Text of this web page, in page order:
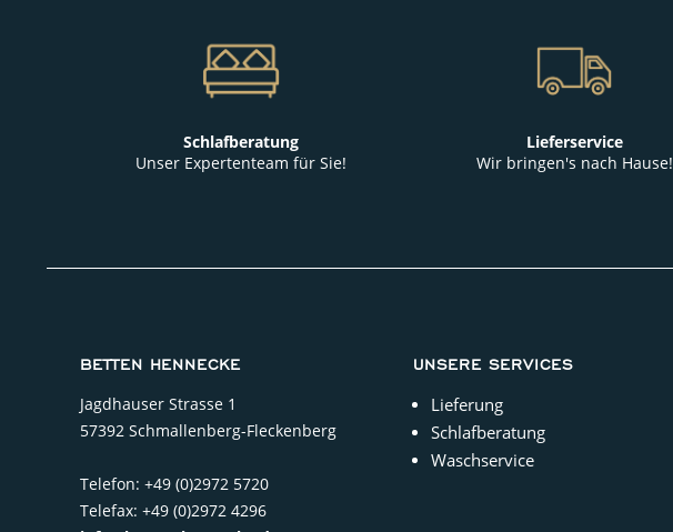
Schlafberatung
Unser Expertenteam für Sie!
Lieferservice
Wir bringen's nach Hause!
BETTEN HENNECKE
Jagdhauser Strasse 1
57392 Schmallenberg-Fleckenberg
Telefon: +49 (0)2972 5720
Telefax: +49 (0)2972 4296
UNSERE SERVICES
Lieferung
Schlafberatung
Waschservice